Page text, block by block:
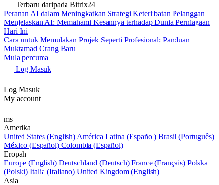
Terbaru daripada Bitrix24
Peranan AI dalam Meningkatkan Strategi Keterlibatan Pelanggan
Menjelaskan AI: Memahami Kesannya terhadap Dunia Perniagaan
Hari Ini
Cara untuk Memulakan Projek Seperti Profesional: Panduan
Muktamad Orang Baru
Mula percuma
Log Masuk
Log Masuk
My account
ms
Amerika
United States (English) América Latina (Español) Brasil (Português)
México (Español) Colombia (Español)
Eropah
Europe (English) Deutschland (Deutsch) France (Français) Polska
(Polski) Italia (Italiano) United Kingdom (English)
Asia